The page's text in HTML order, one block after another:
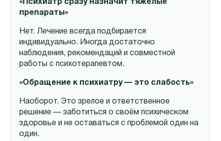
«Психиатр сразу назначит тяжёлые
препараты»
Нет. Лечение всегда подбирается
индивидуально. Иногда достаточно
наблюдения, рекомендаций и совместной
работы с психотерапевтом.
«Обращение к психиатру — это слабость»
Наоборот. Это зрелое и ответственное
решение — заботиться о своём психическом
здоровье и не оставаться с проблемой один на
один.